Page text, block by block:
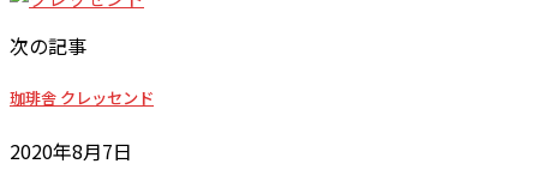
次の記事
珈琲舎 クレッセンド
2020年8月7日